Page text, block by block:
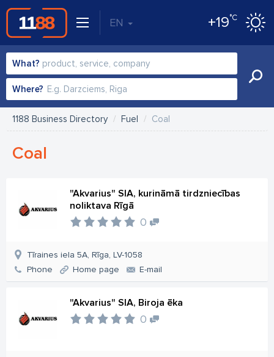
EN +19°C
What?
Where?
1188 Business Directory Fuel Coal
Coal
"Akvarius" SIA, kurināmā tirdzniecības
noliktava Rīgā
0
Tīraines iela 5A, Rīga, LV-1058
Phone
Home page E-mail
"Akvarius" SIA, Biroja ēka
0